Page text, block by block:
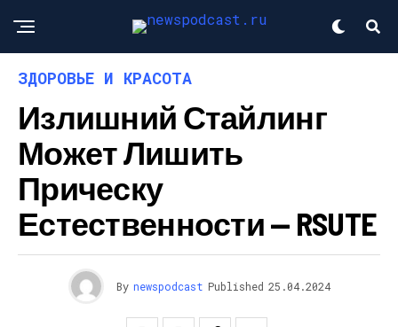
ЗДОРОВЬЕ И КРАСОТА
Излишний Стайлинг
Может Лишить
Прическу
Естественности — RSUTE
By newspodcast Published 25.04.2024